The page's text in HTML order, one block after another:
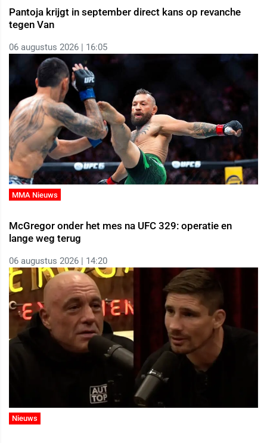
Pantoja krijgt in september direct kans op revanche
tegen Van
06 augustus 2026 | 16:05
MMA Nieuws
McGregor onder het mes na UFC 329: operatie en
lange weg terug
06 augustus 2026 | 14:20
Nieuws